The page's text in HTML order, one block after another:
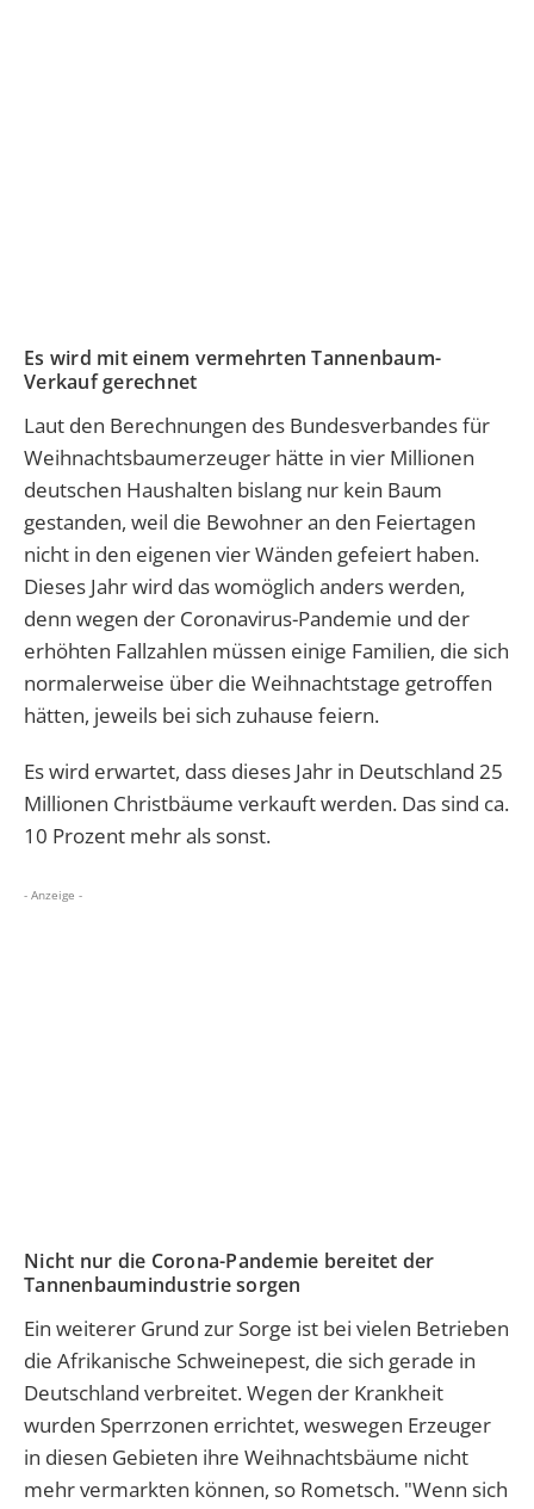
Es wird mit einem vermehrten Tannenbaum-
Verkauf gerechnet
Laut den Berechnungen des Bundesverbandes für
Weihnachtsbaumerzeuger hätte in vier Millionen
deutschen Haushalten bislang nur kein Baum
gestanden, weil die Bewohner an den Feiertagen
nicht in den eigenen vier Wänden gefeiert haben.
Dieses Jahr wird das womöglich anders werden,
denn wegen der Coronavirus-Pandemie und der
erhöhten Fallzahlen müssen einige Familien, die sich
normalerweise über die Weihnachtstage getroffen
hätten, jeweils bei sich zuhause feiern.
Es wird erwartet, dass dieses Jahr in Deutschland 25
Millionen Christbäume verkauft werden. Das sind ca.
10 Prozent mehr als sonst.
- Anzeige -
Nicht nur die Corona-Pandemie bereitet der
Tannenbaumindustrie sorgen
Ein weiterer Grund zur Sorge ist bei vielen Betrieben
die Afrikanische Schweinepest, die sich gerade in
Deutschland verbreitet. Wegen der Krankheit
wurden Sperrzonen errichtet, weswegen Erzeuger
in diesen Gebieten ihre Weihnachtsbäume nicht
mehr vermarkten können, so Rometsch. "Wenn sich